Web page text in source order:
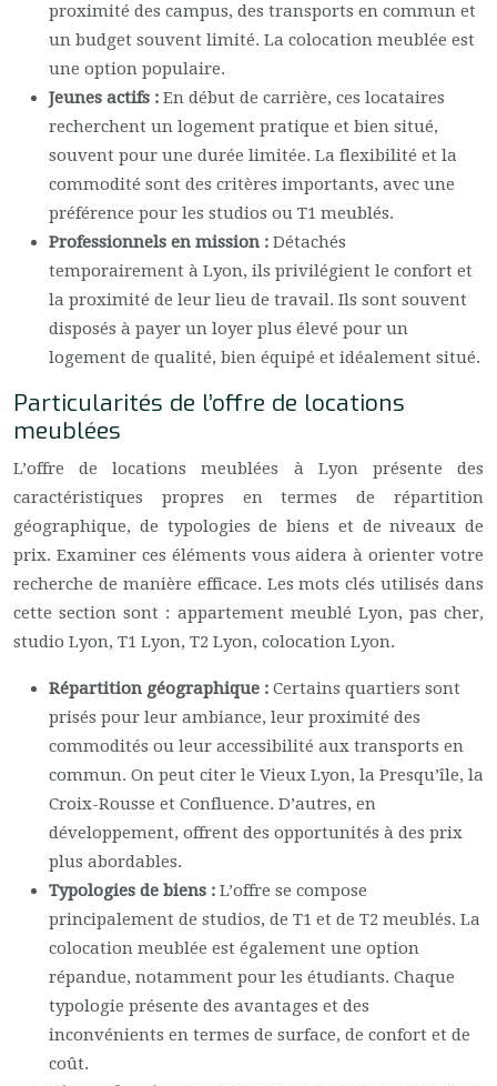
proximité des campus, des transports en commun et
un budget souvent limité. La colocation meublée est
une option populaire.
Jeunes actifs : En début de carrière, ces locataires
recherchent un logement pratique et bien situé,
souvent pour une durée limitée. La flexibilité et la
commodité sont des critères importants, avec une
préférence pour les studios ou T1 meublés.
Professionnels en mission : Détachés
temporairement à Lyon, ils privilégient le confort et
la proximité de leur lieu de travail. Ils sont souvent
disposés à payer un loyer plus élevé pour un
logement de qualité, bien équipé et idéalement situé.
Particularités de l’offre de locations
meublées
L’offre de locations meublées à Lyon présente des
caractéristiques propres en termes de répartition
géographique, de typologies de biens et de niveaux de
prix. Examiner ces éléments vous aidera à orienter votre
recherche de manière efficace. Les mots clés utilisés dans
cette section sont : appartement meublé Lyon, pas cher,
studio Lyon, T1 Lyon, T2 Lyon, colocation Lyon.
Répartition géographique : Certains quartiers sont
prisés pour leur ambiance, leur proximité des
commodités ou leur accessibilité aux transports en
commun. On peut citer le Vieux Lyon, la Presqu’île, la
Croix-Rousse et Confluence. D’autres, en
développement, offrent des opportunités à des prix
plus abordables.
Typologies de biens : L’offre se compose
principalement de studios, de T1 et de T2 meublés. La
colocation meublée est également une option
répandue, notamment pour les étudiants. Chaque
typologie présente des avantages et des
inconvénients en termes de surface, de confort et de
coût.